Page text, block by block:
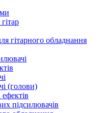
гітарного обладнання
(голови)
підсилювачів